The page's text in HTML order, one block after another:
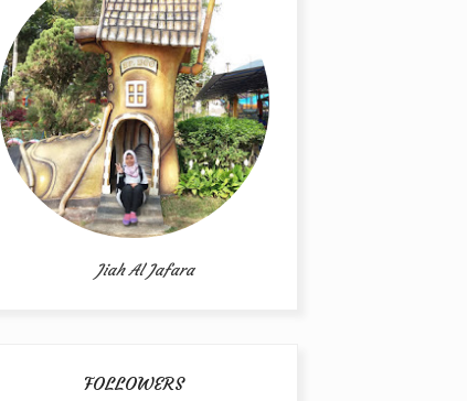
Jiah Al Jafara
FOLLOWERS